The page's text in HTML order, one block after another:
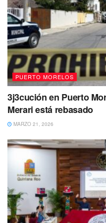
por los escapes de
cuales conforman un
químicas diferentes que se
incompleta del carbón,
sustancias orgánicas
parrilla.
Los HAP pueden
polvo (UFP) y volverse
PUERTO MORELOS
3j3cución en Puerto
Merari está rebasado
MARZO 21, 2026